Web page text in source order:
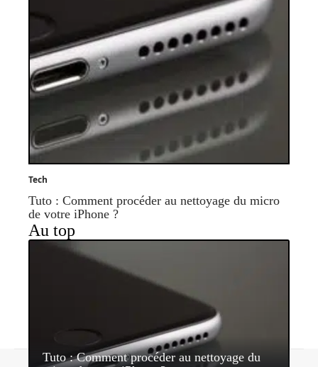
Tech
Tuto : Comment procéder au nettoyage du micro
de votre iPhone ?
Au top
Tuto : Comment procéder au nettoyage du